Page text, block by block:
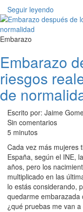
Seguir leyendo
Embarazo
Embarazo
riesgos
de
Escrito por: Jaime
Sin comentarios
5 minutos
Cada vez más mujeres
España, según el INE,
años, pero los
multiplicado en las
lo estás considerando,
quedarme
¿qué pruebas me van